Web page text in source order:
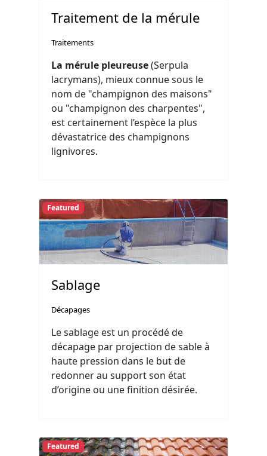
Traitement de la mérule
Traitements
La mérule pleureuse(Serpula
lacrymans), mieux connue sous le
nom de "champignon des maisons"
ou "champignon des charpentes",
est certainement l’espèce la plus
dévastatrice des champignons
lignivores.
Featured
Sablage
Décapages
Le sablage est un procédé de
décapage par projection de sable à
haute pression dans le but de
redonner au support son état
d’origine ou une finition désirée.
Featured